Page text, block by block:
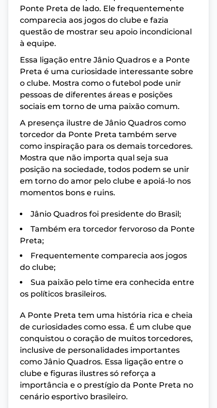
Ponte Preta de lado. Ele frequentemente
comparecia aos jogos do clube e fazia
questão de mostrar seu apoio incondicional
à equipe.
Essa ligação entre Jânio Quadros e a Ponte
Preta é uma curiosidade interessante sobre
o clube. Mostra como o futebol pode unir
pessoas de diferentes áreas e posições
sociais em torno de uma paixão comum.
A presença ilustre de Jânio Quadros como
torcedor da Ponte Preta também serve
como inspiração para os demais torcedores.
Mostra que não importa qual seja sua
posição na sociedade, todos podem se unir
em torno do amor pelo clube e apoiá-lo nos
momentos bons e ruins.
Jânio Quadros foi presidente do Brasil;
Também era torcedor fervoroso da Ponte
Preta;
Frequentemente comparecia aos jogos
do clube;
Sua paixão pelo time era conhecida entre
os políticos brasileiros.
A Ponte Preta tem uma história rica e cheia
de curiosidades como essa. É um clube que
conquistou o coração de muitos torcedores,
inclusive de personalidades importantes
como Jânio Quadros. Essa ligação entre o
clube e figuras ilustres só reforça a
importância e o prestígio da Ponte Preta no
cenário esportivo brasileiro.